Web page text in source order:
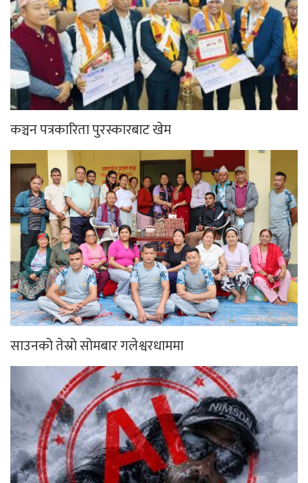
कञ्चन पत्रकारिता पुरस्कारबाट खेम
साउनको तेस्रो सोमबार गलेश्वरधाममा